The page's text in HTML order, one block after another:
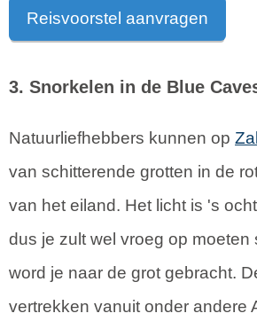
Reisvoorstel aanvragen
3. Snorkelen in de Blue
Natuurliefhebbers kunnen op
van schitterende grotten in de
van het eiland. Het licht is 's
dus je zult wel vroeg op moeten
word je naar de grot gebracht.
vertrekken vanuit onder andere